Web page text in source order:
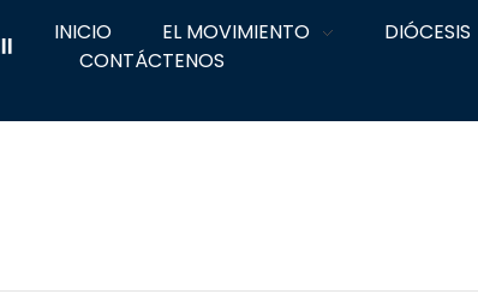
INICIO EL MOVIMIENTO DIÓCESIS
CONTÁCTENOS